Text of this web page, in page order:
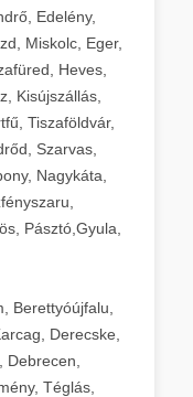
Edelény,
Miskolc, Eger,
Heves,
Kisújszállás,
Tiszaföldvár,
Szarvas,
Nagykáta,
Pásztó,Gyula,
Berettyóújfalu,
Derecske,
Debrecen,
Téglás,